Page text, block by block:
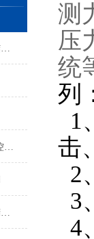
直接影响水泥压力试验机试验结果的原因
EHC-2300全自动压力试验机测控系统通讯灯不亮的原因
平板导热系数测定仪温度点的精确设定与影响分析
测
压
统
列
1
击
2
3
4